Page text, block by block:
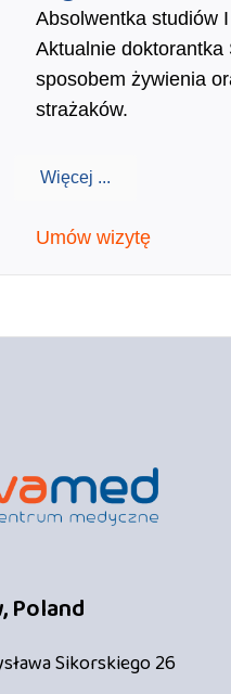
Absolwentka studiów
Aktualnie doktorantka
sposobem żywienia
strażaków.
Więcej ...
Umów wizytę
Poland
Sikorskiego 26